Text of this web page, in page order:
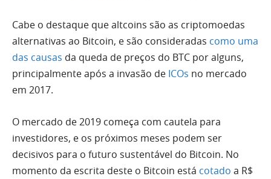
Cabe o destaque que altcoins são as criptomoedas
alternativas ao Bitcoin, e são consideradas como uma
das causas da queda de preços do BTC por alguns,
principalmente após a invasão de ICOs no mercado
em 2017.
O mercado de 2019 começa com cautela para
investidores, e os próximos meses podem ser
decisivos para o futuro sustentável do Bitcoin. No
momento da escrita deste o Bitcoin está cotado a R$